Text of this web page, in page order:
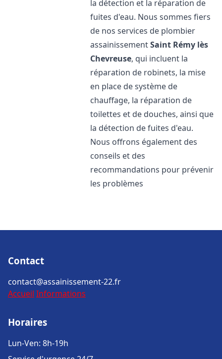
la détection et la réparation de
fuites d'eau. Nous sommes fiers
de nos services de plombier
assainissementSaint Rémy lès
Chevreuse, qui incluent la
réparation de robinets, la mise
en place de système de
chauffage, la réparation de
toilettes et de douches, ainsi que
la détection de fuites d'eau.
Nous offrons également des
conseils et des
recommandations pour prévenir
les problèmes
Contact
contact@assainissement-22.fr
Accueil Informations
Horaires
Lun-Ven: 8h-19h